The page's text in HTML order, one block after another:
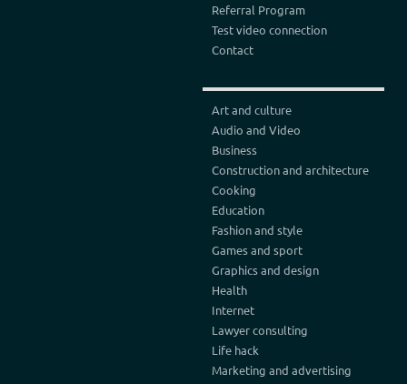
Referral Program
Test video connection
Contact
Art and culture
Audio and Video
Business
Construction and architecture
Cooking
Education
Fashion and style
Games and sport
Graphics and design
Health
Internet
Lawyer consulting
Life hack
Marketing and advertising